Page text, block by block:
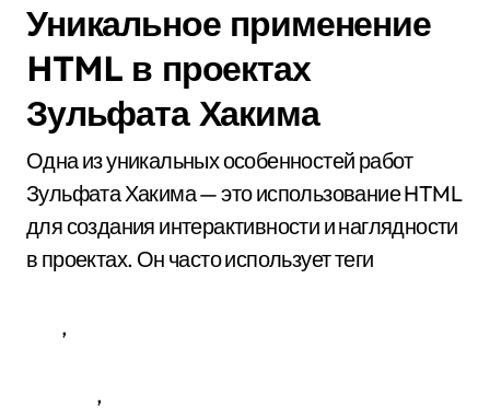
Уникальное применение
HTML в проектах
Зульфата Хакима
Одна из уникальных особенностей работ
Зульфата Хакима — это использование HTML
для создания интерактивности и наглядности
в проектах. Он часто использует теги
,
,